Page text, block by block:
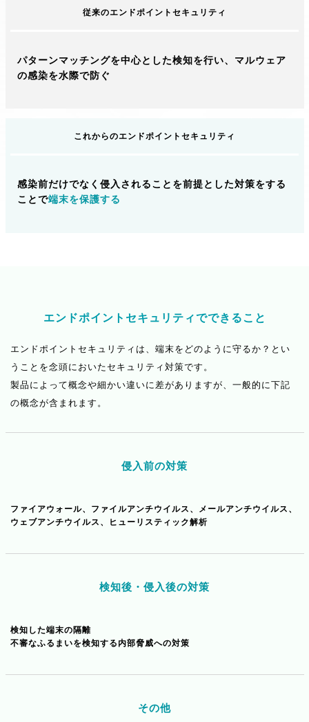
従来のエンドポイントセキュリティ
パターンマッチングを中心とした検知を行い、 マルウェア
の感染を水際で防ぐ
これからのエンドポイントセキュリティ
感染前だけでなく侵入されることを前提とした対策をする
ことで端末を保護する
エンドポイントセキュリティでできること
エンドポイントセキュリティは、端末をどのように守るか？とい
うことを念頭においたセキュリティ対策です。
製品によって概念や細かい違いに差がありますが、一般的に下記
の概念が含まれます。
侵入前の対策
ファイアウォール、ファイルアンチウイルス、メールアンチウイルス、
ウェブアンチウイルス、ヒューリスティック解析
検知後・侵入後の対策
検知した端末の隔離
不審なふるまいを検知する内部脅威への対策
その他